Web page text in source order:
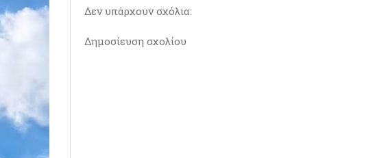
Δεν υπάρχουν σχόλια:
Δημοσίευση σχολίου